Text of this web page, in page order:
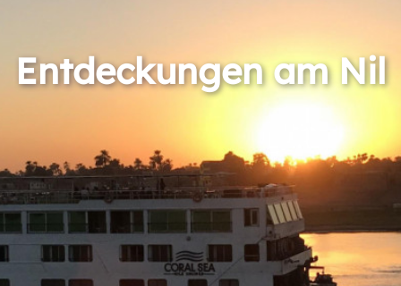
Entdeckungen am Nil